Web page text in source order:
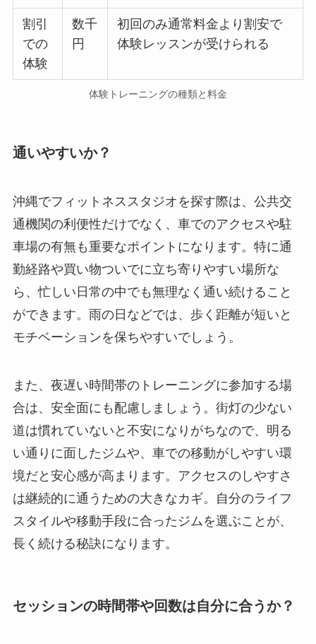
割引
での
体験
数千
円
初回のみ通常料金より割安で
体験レッスンが受けられる
体験トレーニングの種類と料金
通いやすいか？
沖縄でフィットネススタジオを探す際は、公共交
通機関の利便性だけでなく、車でのアクセスや駐
車場の有無も重要なポイントになります。特に通
勤経路や買い物ついでに立ち寄りやすい場所な
ら、忙しい日常の中でも無理なく通い続けること
ができます。雨の日などでは、歩く距離が短いと
モチベーションを保ちやすいでしょう。
また、夜遅い時間帯のトレーニングに参加する場
合は、安全面にも配慮しましょう。街灯の少ない
道は慣れていないと不安になりがちなので、明る
い通りに面したジムや、車での移動がしやすい環
境だと安心感が高まります。アクセスのしやすさ
は継続的に通うための大きなカギ。自分のライフ
スタイルや移動手段に合ったジムを選ぶことが、
長く続ける秘訣になります。
セッションの時間帯や回数は自分に合うか？